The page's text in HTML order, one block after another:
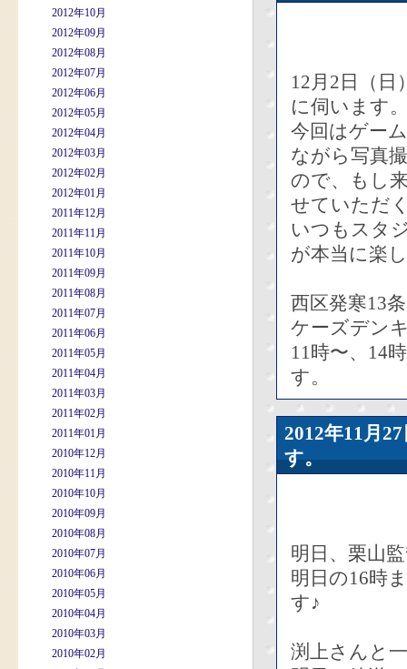
2012年10月
2012年09月
2012年08月
2012年07月
2012年06月
2012年05月
2012年04月
2012年03月
2012年02月
2012年01月
2011年12月
2011年11月
2011年10月
2011年09月
2011年08月
2011年07月
2011年06月
2011年05月
2011年04月
2011年03月
2011年02月
2011年01月
2010年12月
2010年11月
2010年10月
2010年09月
2010年08月
2010年07月
2010年06月
2010年05月
2010年04月
2010年03月
2010年02月
12月2日（
に伺います
今回はゲー
ながら写真
ので、もし
せていただ
いつもスタ
が本当に楽
西区発寒13
ケーズデン
11時〜、14
す。
2012年11
す。
明日、栗山
明日の16時
す♪
渕上さんと